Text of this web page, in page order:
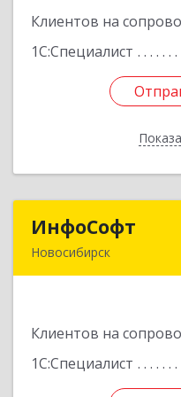
Клиентов на
1С:Специалист
ИнфоСофт
Новосибирск
Клиентов на
1С:Специалист